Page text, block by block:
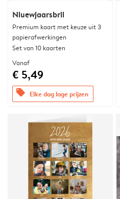
Niuewjaarsbril
Premium kaart met keuze uit 3
papierafwerkingen
Set van 10 kaarten
Vanaf
€ 5,49
offers Elke dag lage prijzen